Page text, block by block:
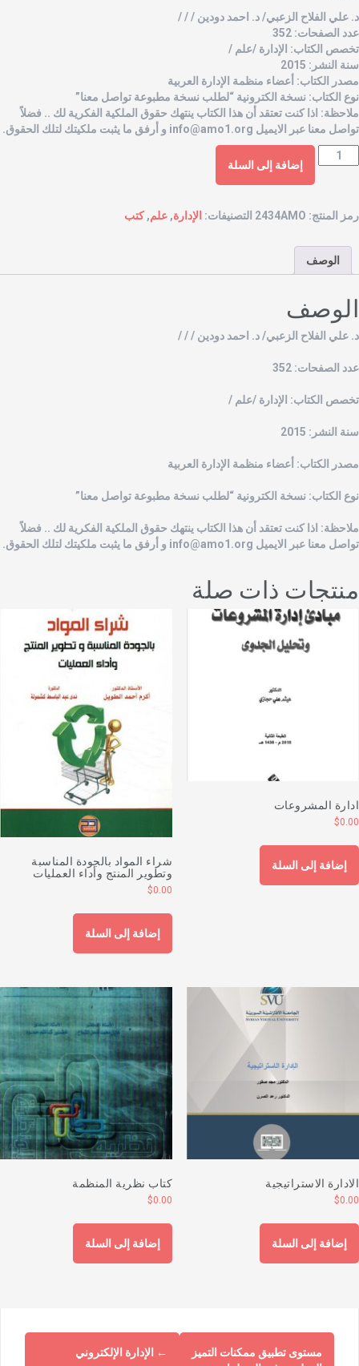
علي الفلاح الزعبي/ د. احمد دودين / / /
الصفحات: 352
الكتاب: الإدارة /علم /
النشر: 2015
الكتاب: أعضاء منظمة الإدارة العربية
الكتاب: نسخة الكترونية “لطلب نسخة مطبوعة تواصل معنا”
اذا كنت تعتقد أن هذا الكتاب ينتهك حقوق الملكية الفكرية لك .. فضلاً
معنا عبر الايميل info@amo1.orgو أرفق ما يثبت ملكيتك لتلك الحقوق.
إضافة إلى السلة
المنتج: 2434AMO التصنيفات: الإدارة, علم,كتب
الوصف
علي الفلاح الزعبي/ د. احمد دودين / / /
الصفحات: 352
الكتاب: الإدارة /علم /
النشر: 2015
الكتاب: أعضاء منظمة الإدارة العربية
الكتاب: نسخة الكترونية “لطلب نسخة مطبوعة تواصل معنا”
اذا كنت تعتقد أن هذا الكتاب ينتهك حقوق الملكية الفكرية لك .. فضلاً
معنا عبر الايميل info@amo1.orgو أرفق ما يثبت ملكيتك لتلك الحقوق.
ذات صلة
المشروعات
$
إضافة إلى السلة شراء المواد بالجودة المناسبة
وتطوير المنتج وأداء العمليات
$0.00
إضافة إلى السلة
الاستراتيجية
$
إضافة إلى السلة
كتاب نظرية المنظمة
$0.00
إضافة إلى السلة
← الإدارة الإلكتروني
مستوى تطبيق ممكنات التميز